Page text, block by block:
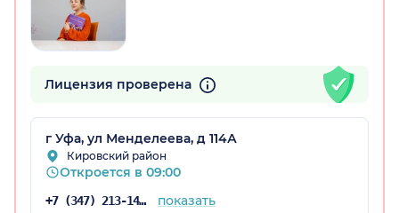
Лицензия проверена
г Уфа, ул Менделеева, д 114А
Кировский район
Откроется в 09:00
+7 (347) 213-14-72 показать